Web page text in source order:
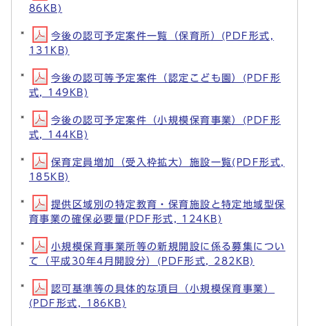
86KB)
今後の認可予定案件一覧（保育所）(PDF形式,
131KB)
今後の認可等予定案件（認定こども園）(PDF形
式, 149KB)
今後の認可予定案件（小規模保育事業）(PDF形
式, 144KB)
保育定員増加（受入枠拡大）施設一覧(PDF形式,
185KB)
提供区域別の特定教育・保育施設と特定地域型保
育事業の確保必要量(PDF形式, 124KB)
小規模保育事業所等の新規開設に係る募集につい
て（平成30年4月開設分）(PDF形式, 282KB)
認可基準等の具体的な項目（小規模保育事業）
(PDF形式, 186KB)